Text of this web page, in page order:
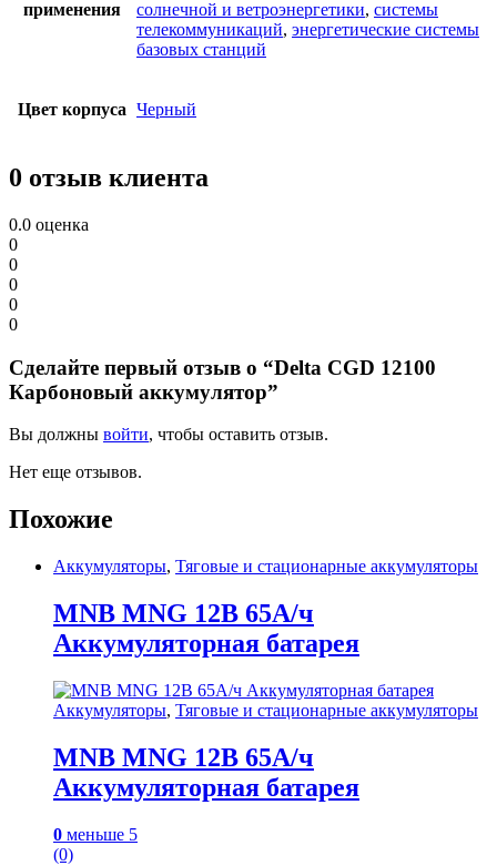
применения солнечной и ветроэнергетики, системы
телекоммуникаций, энергетические системы
базовых станций
Цвет корпуса Черный
0 отзыв клиента
0.0 оценка
0
0
0
0
0
Сделайте первый отзыв о “Delta CGD 12100
Карбоновый аккумулятор”
Вы должны войти, чтобы оставить отзыв.
Нет еще отзывов.
Похожие
Аккумуляторы, Тяговые и стационарные аккумуляторы
MNB MNG 12В 65А/ч
Аккумуляторная батарея
Аккумуляторы, Тяговые и стационарные аккумуляторы
MNB MNG 12В 65А/ч
Аккумуляторная батарея
0 меньше 5
(0)